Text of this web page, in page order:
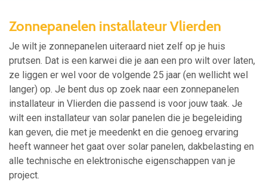
Zonnepanelen installateur Vlierden
Je wilt je zonnepanelen uiteraard niet zelf op je huis
prutsen. Dat is een karwei die je aan een pro wilt over laten,
ze liggen er wel voor de volgende 25 jaar (en wellicht wel
langer) op. Je bent dus op zoek naar een zonnepanelen
installateur in Vlierden die passend is voor jouw taak. Je
wilt een installateur van solar panelen die je begeleiding
kan geven, die met je meedenkt en die genoeg ervaring
heeft wanneer het gaat over solar panelen, dakbelasting en
alle technische en elektronische eigenschappen van je
project.